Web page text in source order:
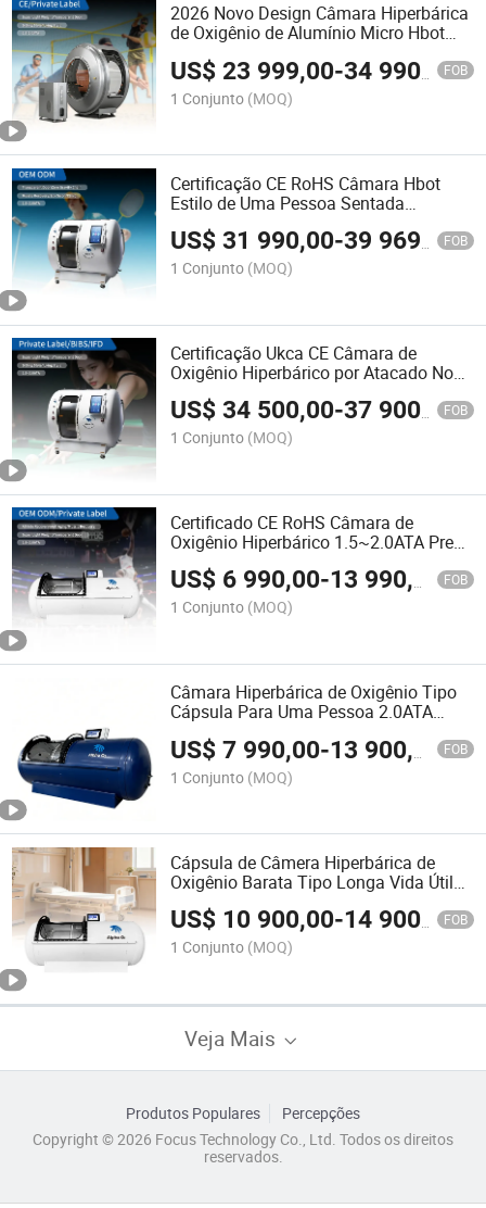
2026 Novo Design Câmara Hiperbárica
de Oxigênio de Alumínio Micro Hbot
US$23 999,00-34 990,00 FOB
1 Conjunto (MOQ)
Certificação CE RoHS Câmara Hbot
Estilo de Uma Pessoa Sentada
Fabricante Preço Baixo
US$31 990,00-39 969,00 FOB
1 Conjunto (MOQ)
Certificação Ukca CE Câmara de
Oxigênio Hiperbárico por Atacado Novo
Design para Humanos
US$34 500,00-37 900,00 FOB
1 Conjunto (MOQ)
Certificado CE RoHS Câmara de
Oxigênio Hiperbárico 1.5~2.0ATA Preço
Mais Barato Sem Intermediários
US$ 6 990,00-13 990,00 FOB
1 Conjunto (MOQ)
Câmara Hiperbárica de Oxigênio Tipo
Cápsula Para Uma Pessoa 2.0ATA
US$7 990,00-13 900,00 FOB
1 Conjunto (MOQ)
Cápsula de Câmera Hiperbárica de
Oxigênio Barata Tipo Longa Vida Útil
para Clínica em Casa
US$ 10 900,00-14 900,00 FOB
1 Conjunto (MOQ)
Veja Mais
Produtos Populares
Percepções
Copyright © 2026 Focus Technology Co., Ltd. Todos os direitos
reservados.